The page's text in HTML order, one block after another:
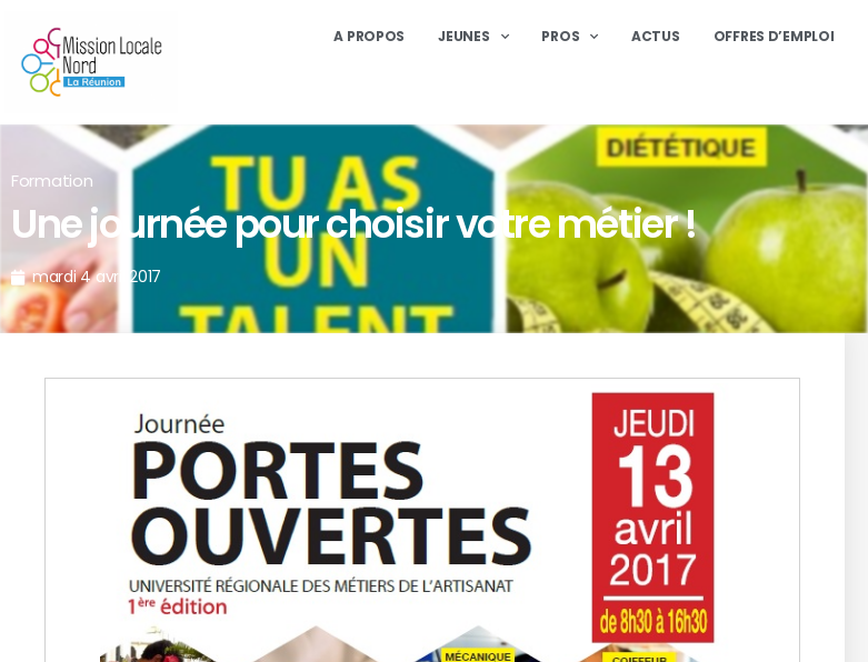
A PROPOS JEUNES PROS ACTUS OFFRES D’EMPLOI
Formation
Une journée pour choisir votre métier !
mardi 4 avril 2017